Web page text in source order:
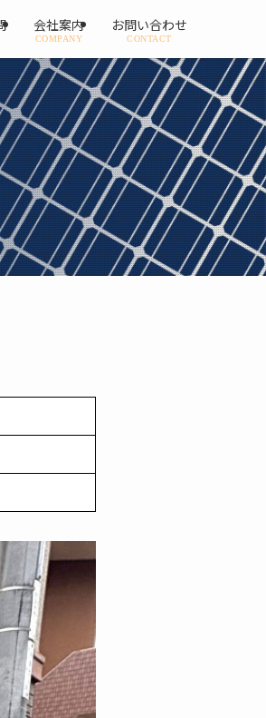
会社案内
COMPANY
お問い合わせ
CONTACT